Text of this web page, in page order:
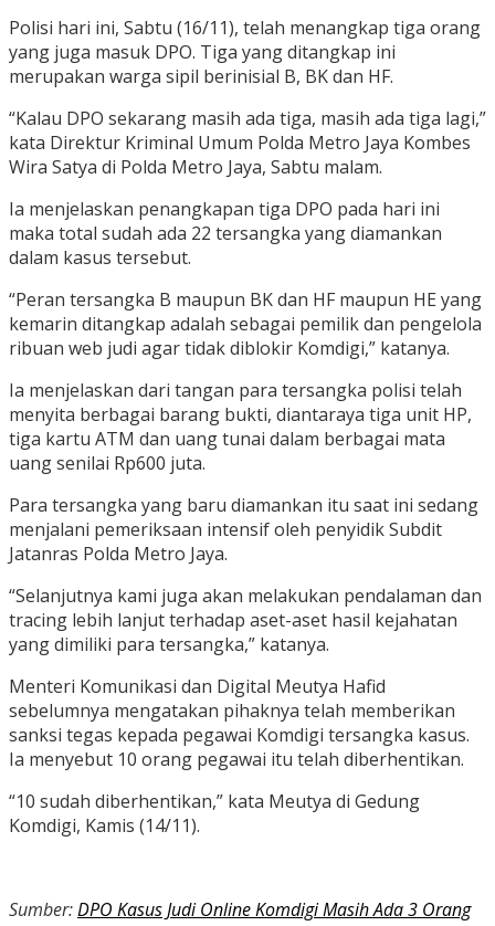
Polisi hari ini, Sabtu (16/11), telah menangkap tiga orang
yang juga masuk DPO. Tiga yang ditangkap ini
merupakan warga sipil berinisial B, BK dan HF.
“Kalau DPO sekarang masih ada tiga, masih ada tiga lagi,”
kata Direktur Kriminal Umum Polda Metro Jaya Kombes
Wira Satya di Polda Metro Jaya, Sabtu malam.
Ia menjelaskan penangkapan tiga DPO pada hari ini
maka total sudah ada 22 tersangka yang diamankan
dalam kasus tersebut.
“Peran tersangka B maupun BK dan HF maupun HE yang
kemarin ditangkap adalah sebagai pemilik dan pengelola
ribuan web judi agar tidak diblokir Komdigi,” katanya.
Ia menjelaskan dari tangan para tersangka polisi telah
menyita berbagai barang bukti, diantaraya tiga unit HP,
tiga kartu ATM dan uang tunai dalam berbagai mata
uang senilai Rp600 juta.
Para tersangka yang baru diamankan itu saat ini sedang
menjalani pemeriksaan intensif oleh penyidik Subdit
Jatanras Polda Metro Jaya.
“Selanjutnya kami juga akan melakukan pendalaman dan
tracing lebih lanjut terhadap aset-aset hasil kejahatan
yang dimiliki para tersangka,” katanya.
Menteri Komunikasi dan Digital Meutya Hafid
sebelumnya mengatakan pihaknya telah memberikan
sanksi tegas kepada pegawai Komdigi tersangka kasus.
Ia menyebut 10 orang pegawai itu telah diberhentikan.
“10 sudah diberhentikan,” kata Meutya di Gedung
Komdigi, Kamis (14/11).
Sumber:DPO Kasus Judi Online Komdigi Masih Ada 3 Orang